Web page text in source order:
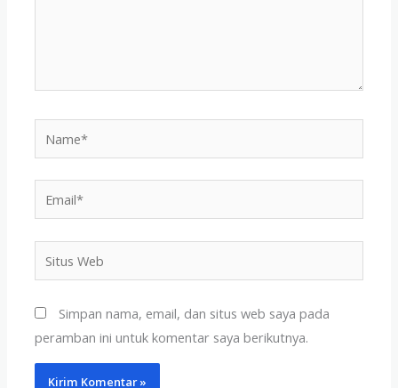
Web
Simpan nama, email, dan situs web saya pada
peramban ini untuk komentar saya berikutnya.